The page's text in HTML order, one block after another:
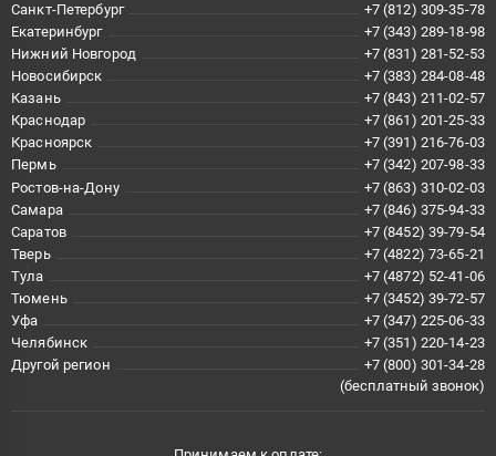
Санкт-Петербург
+7 (812) 309-35-78
Екатеринбург
+7 (343) 289-18-98
Нижний Новгород
+7 (831) 281-52-53
Новосибирск
+7 (383) 284-08-48
Казань
+7 (843) 211-02-57
Краснодар
+7 (861) 201-25-33
Красноярск
+7 (391) 216-76-03
Пермь
+7 (342) 207-98-33
Ростов-на-Дону
+7 (863) 310-02-03
Самара
+7 (846) 375-94-33
Саратов
+7 (8452) 39-79-54
Тверь
+7 (4822) 73-65-21
Тула
+7 (4872) 52-41-06
Тюмень
+7 (3452) 39-72-57
Уфа
+7 (347) 225-06-33
Челябинск
+7 (351) 220-14-23
Другой регион
+7 (800) 301-34-28
(бесплатный звонок)